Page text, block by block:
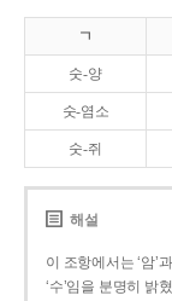
ㄱ
숫-양
숫-염소
숫-쥐
해설
이 조항에서는 ‘암’
‘수’임을 분명히 밝